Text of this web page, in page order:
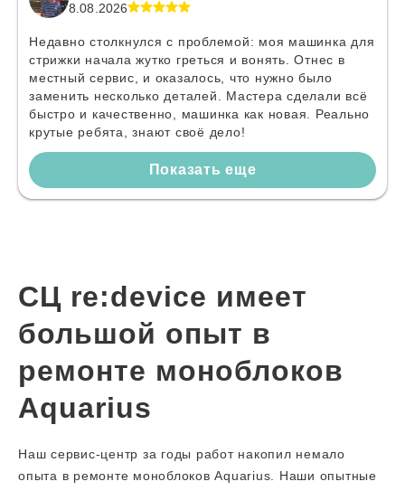
8.08.2026
Недавно столкнулся с проблемой: моя машинка для
стрижки начала жутко греться и вонять. Отнес в
местный сервис, и оказалось, что нужно было
заменить несколько деталей. Мастера сделали всё
быстро и качественно, машинка как новая. Реально
крутые ребята, знают своё дело!
Показать еще
СЦ re:device имеет
большой опыт в
ремонте моноблоков
Aquarius
Наш сервис-центр за годы работ накопил немало
опыта в ремонте моноблоков Aquarius. Наши опытные